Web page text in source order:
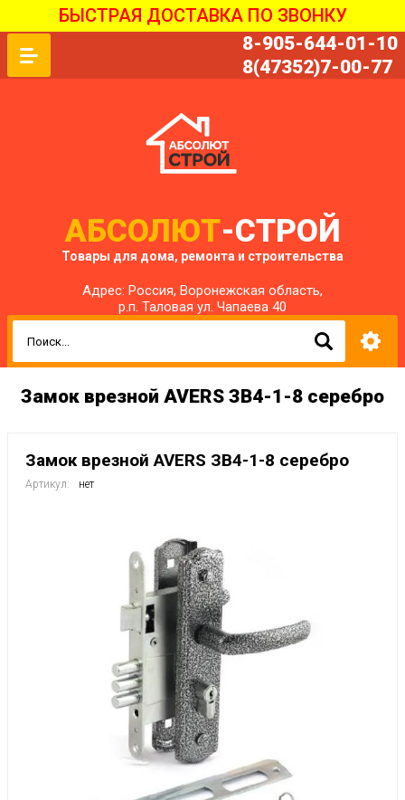
БЫСТРАЯ ДОСТАВКА ПО ЗВОНКУ
8-905-644-01-10
8(47352)7-00-77
АБСОЛЮТ-СТРОЙ
Товары для дома, ремонта и строительства
Адрес: Россия, Воронежская область,
р.п. Таловая ул. Чапаева 40
Замок врезной AVERS ЗВ4-1-8 серебро
Замок врезной AVERS ЗВ4-1-8 серебро
Артикул: нет